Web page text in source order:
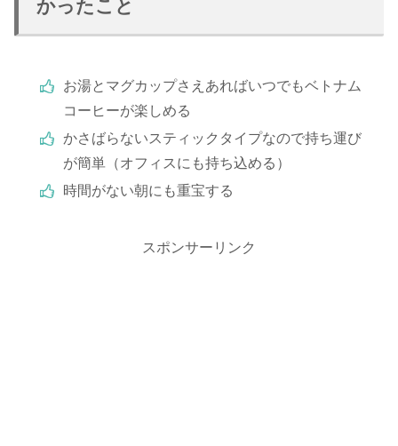
かったこと
お湯とマグカップさえあればいつでもベトナム
コーヒーが楽しめる
かさばらないスティックタイプなので持ち運び
が簡単（オフィスにも持ち込める）
時間がない朝にも重宝する
スポンサーリンク